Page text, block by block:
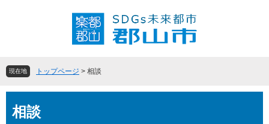
頭
す
飛
し
現在地 トップページ > 相談
文相談